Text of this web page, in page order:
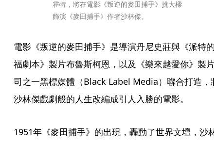
霍特，將在電影《叛逆的麥田捕手》挑大樑
飾演《麥田捕手》作者沙林傑。
電影《叛逆的麥田捕手》是導演丹尼史莊與《派特的
福劇本》製片布魯斯柯恩，以及《樂來越愛你》製片
司之一黑標媒體（Black Label Media）聯合打造，
沙林傑戲劇般的人生改編成引人入勝的電影。
1951年《麥田捕手》的出現，轟動了世界文壇，沙林